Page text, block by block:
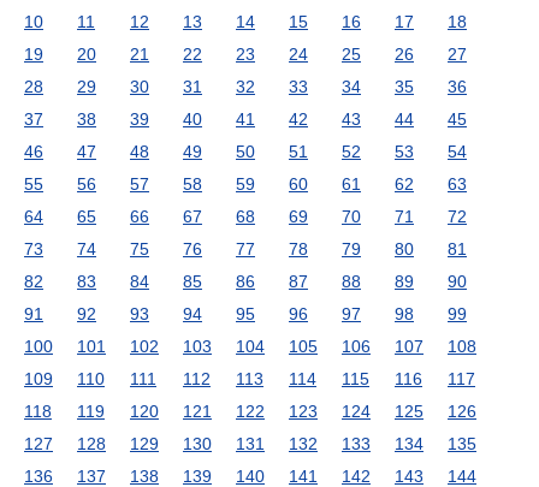
10
11 12 13 14 15 16 17
18
19
20 21 22 23 24 25 26
27
28
29 30 31 32 33 34 35
36
37
38 39 40 41 42 43 44
45
46
47 48 49 50 51 52 53
54
55
56 57 58 59 60 61 62
63
64
65 66 67 68 69 70 71
72
73
74 75 76 77 78 79 80
81
82
83 84 85 86 87 88 89
90
91
92 93 94 95 96 97 98
99
100
101 102 103 104 105 106 107
108
109
110 111 112 113 114 115 116
117
118
119 120 121 122 123 124 125
126
127
128 129 130 131 132 133 134
135
136
137 138 139 140 141 142 143
144